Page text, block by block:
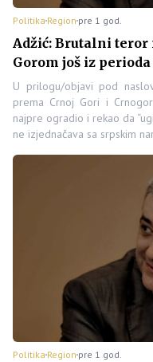
Politika Region pre 1 god.
Adžić: Brutalni teror
Gorom još iz
U prilogu/objavi pod
prema Crnoj Gori i
najpre ogradio i rekao da
ne izjednačava sa srpskim
Politika Region pre 1 god.